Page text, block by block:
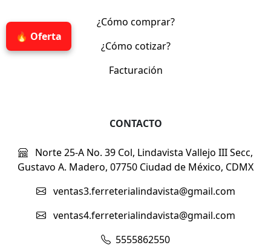
🔥 Oferta
¿Cómo comprar?
¿Cómo cotizar?
Facturación
CONTACTO
Norte 25-A No. 39 Col, Lindavista Vallejo III Secc,
Gustavo A. Madero, 07750 Ciudad de México, CDMX
ventas3.ferreterialindavista@gmail.com
ventas4.ferreterialindavista@gmail.com
5555862550